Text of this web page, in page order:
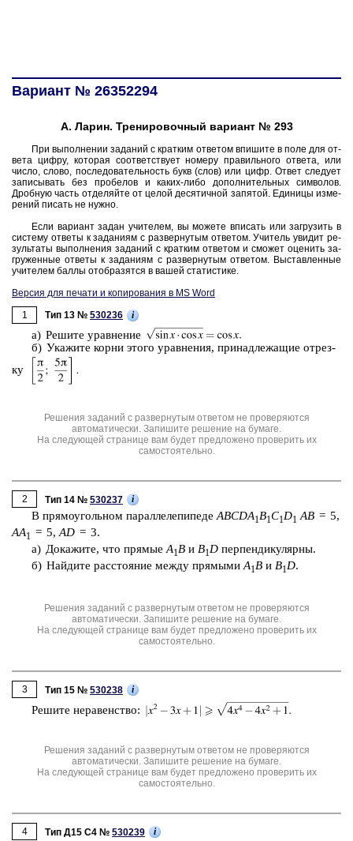
Вариант № 26352294
А. Ларин. Тренировочный вариант № 293
При вы­пол­не­нии за­да­ний с крат­ким от­ве­том впи­ши­те в поле для от­
ве­та цифру, ко­то­рая со­от­вет­ству­ет но­ме­ру пра­виль­но­го от­ве­та, или
число, слово, по­сле­до­ва­тель­ность букв (слов) или цифр. Ответ сле­ду­ет
за­пи­сы­вать без про­бе­лов и каких-либо до­пол­ни­тель­ных сим­во­лов.
Дроб­ную часть от­де­ляй­те от целой де­ся­тич­ной за­пя­той. Еди­ни­цы из­ме­
ре­ний пи­сать не нужно.
Если ва­ри­ант задан учи­те­лем, вы мо­же­те впи­сать или за­гру­зить в
си­сте­му от­ве­ты к за­да­ни­ям с раз­вер­ну­тым от­ве­том. Учи­тель уви­дит ре­
зуль­та­ты вы­пол­не­ния за­да­ний с крат­ким от­ве­том и смо­жет оце­нить за­
гру­жен­ные от­ве­ты к за­да­ни­ям с раз­вер­ну­тым от­ве­том. Вы­став­лен­ные
учи­те­лем баллы отоб­ра­зят­ся в вашей ста­ти­сти­ке.
Версия для печати и копирования в MS Word
1
Тип 13 № 530236 i
а) Ре­ши­те урав­не­ние
б) Ука­жи­те корни этого урав­не­ния, при­над­ле­жа­щие от­рез­
ку
Решения заданий с развернутым ответом не проверяются
автоматически. Запишите решение на бумаге.
На следующей странице вам будет предложено проверить их
самостоятельно.
2 Тип 14 № 530237 i
В пря­мо­уголь­ном па­рал­ле­ле­пи­пе­деABCDA1B1C1D1 AB = 5,
AA1 = 5,AD = 3.
а) До­ка­жи­те, что пря­мые A1B и B1D пер­пен­ди­ку­ляр­ны.
б) Най­ди­те рас­сто­я­ние между пря­мы­ми A1B и B1D.
Решения заданий с развернутым ответом не проверяются
автоматически. Запишите решение на бумаге.
На следующей странице вам будет предложено проверить их
самостоятельно.
3 Тип 15 № 530238 i
Ре­ши­те не­ра­вен­ство:
Решения заданий с развернутым ответом не проверяются
автоматически. Запишите решение на бумаге.
На следующей странице вам будет предложено проверить их
самостоятельно.
4 Тип Д15 C4 № 530239 i